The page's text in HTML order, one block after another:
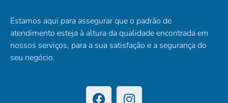
Estamos aqui para assegurar que o padrão de
atendimento esteja à altura da qualidade encontrada em
nossos serviços, para a sua satisfação e a segurança do
seu negócio.